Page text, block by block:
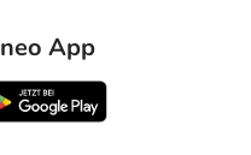
App